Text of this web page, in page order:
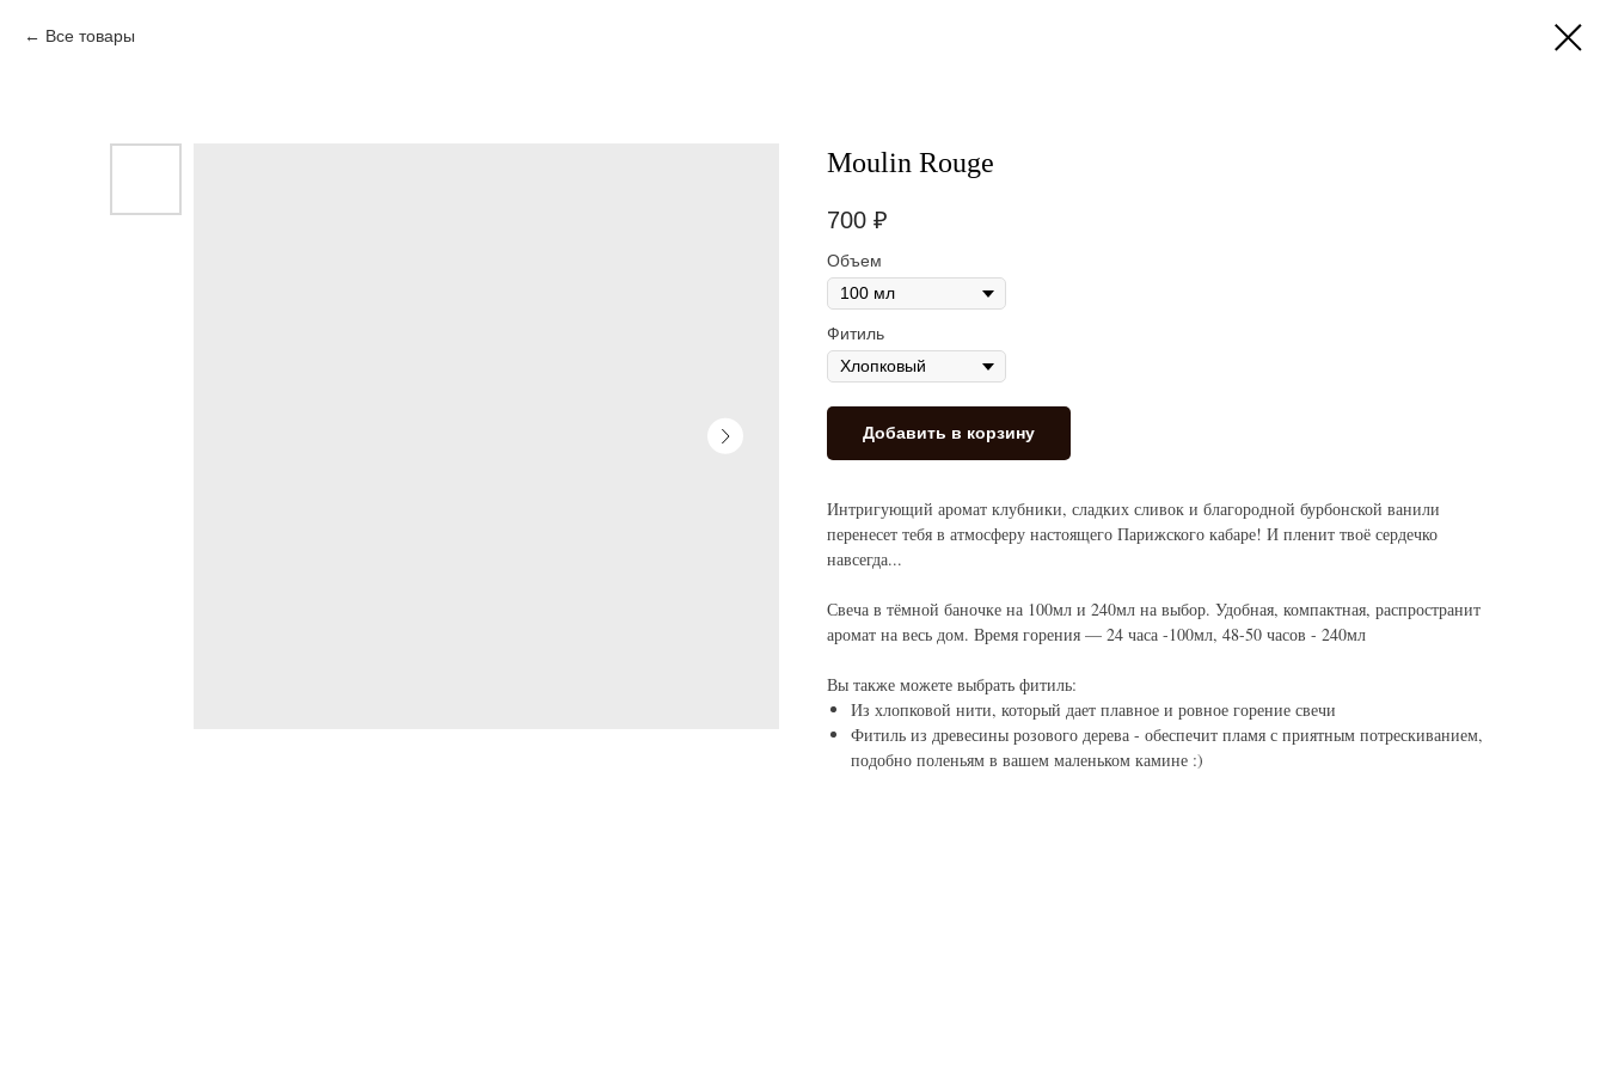
Все товары
Moulin Rouge
700 ₽
Объем
Фитиль
Добавить в корзину
Интригующий аромат клубники, сладких сливок и благородной бурбонской ванили
перенесет тебя в атмосферу настоящего Парижского кабаре! И пленит твоё сердечко
навсегда...
Свеча в тёмной баночке на 100мл и 240мл на выбор. Удобная, компактная, распространит
аромат на весь дом. Время горения — 24 часа -100мл, 48-50 часов - 240мл
Вы также можете выбрать фитиль:
Из хлопковой нити, который дает плавное и ровное горение свечи
Фитиль из древесины розового дерева - обеспечит пламя с приятным потрескиванием,
подобно поленьям в вашем маленьком камине :)